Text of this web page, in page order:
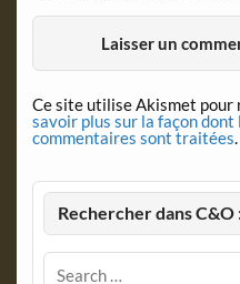
Ce site utilise Akismet pour
savoir plus sur la façon dont
commentaires sont traitées.
Rechercher dans C&O